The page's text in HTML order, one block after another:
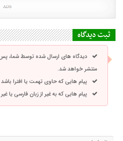
ثبت دیدگاه
دیدگاه های ارسال شده توسط شما،
منتشر خواهد شد.
پیام هایی که حاوی تهمت یا افترا
پیام هایی که به غیر از زبان فارسی یا